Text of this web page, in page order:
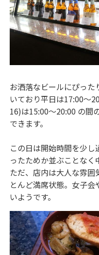
お洒落なビールにぴっ
いており平日は17:00～
16)は15:00～20:00 の間
できます。
この日は開始時間を少
ったためか並ぶことなく
ただ、店内は大人な雰
とんど満席状態。女子
いようです。